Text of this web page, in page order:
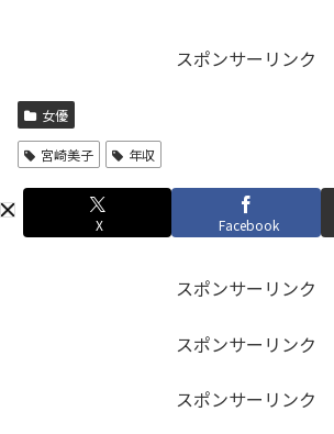
スポンサーリンク
女優
宮崎美子 年収
X Facebook
スポンサーリンク
スポンサーリンク
スポンサーリンク